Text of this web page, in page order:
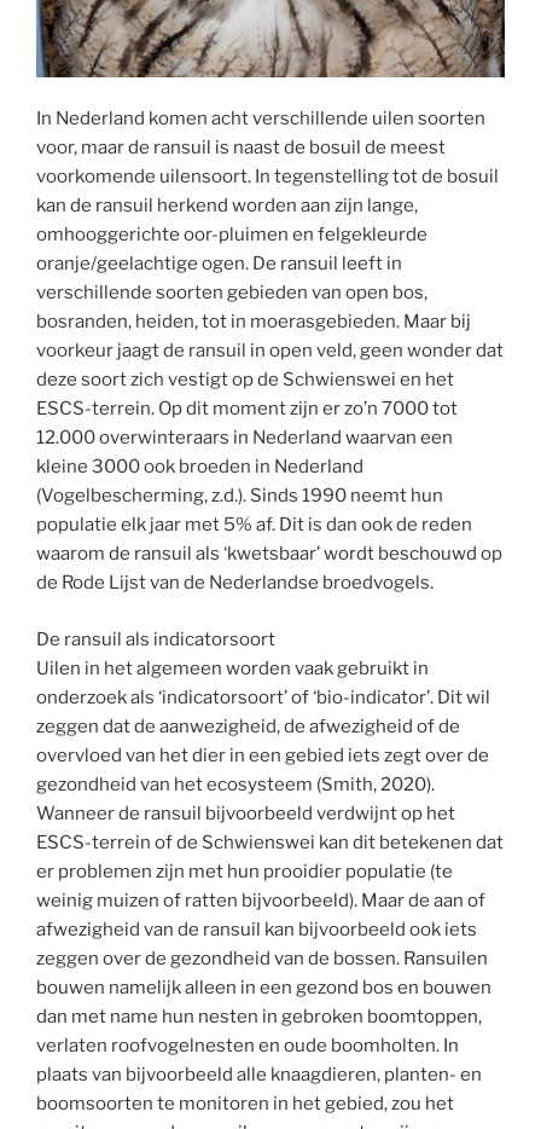
In Nederland komen acht verschillende uilen soorten
voor, maar de ransuil is naast de bosuil de meest
voorkomende uilensoort. In tegenstelling tot de bosuil
kan de ransuil herkend worden aan zijn lange,
omhooggerichte oor-pluimen en felgekleurde
oranje/geelachtige ogen. De ransuil leeft in
verschillende soorten gebieden van open bos,
bosranden, heiden, tot in moerasgebieden. Maar bij
voorkeur jaagt de ransuil in open veld, geen wonder dat
deze soort zich vestigt op de Schwienswei en het
ESCS-terrein. Op dit moment zijn er zo’n 7000 tot
12.000 overwinteraars in Nederland waarvan een
kleine 3000 ook broeden in Nederland
(Vogelbescherming, z.d.). Sinds 1990 neemt hun
populatie elk jaar met 5% af. Dit is dan ook de reden
waarom de ransuil als ‘kwetsbaar’ wordt beschouwd op
de Rode Lijst van de Nederlandse broedvogels.
De ransuil als indicatorsoort
Uilen in het algemeen worden vaak gebruikt in
onderzoek als ‘indicatorsoort’ of ‘bio-indicator’. Dit wil
zeggen dat de aanwezigheid, de afwezigheid of de
overvloed van het dier in een gebied iets zegt over de
gezondheid van het ecosysteem (Smith, 2020).
Wanneer de ransuil bijvoorbeeld verdwijnt op het
ESCS-terrein of de Schwienswei kan dit betekenen dat
er problemen zijn met hun prooidier populatie (te
weinig muizen of ratten bijvoorbeeld). Maar de aan of
afwezigheid van de ransuil kan bijvoorbeeld ook iets
zeggen over de gezondheid van de bossen. Ransuilen
bouwen namelijk alleen in een gezond bos en bouwen
dan met name hun nesten in gebroken boomtoppen,
verlaten roofvogelnesten en oude boomholten. In
plaats van bijvoorbeeld alle knaagdieren, planten- en
boomsoorten te monitoren in het gebied, zou het